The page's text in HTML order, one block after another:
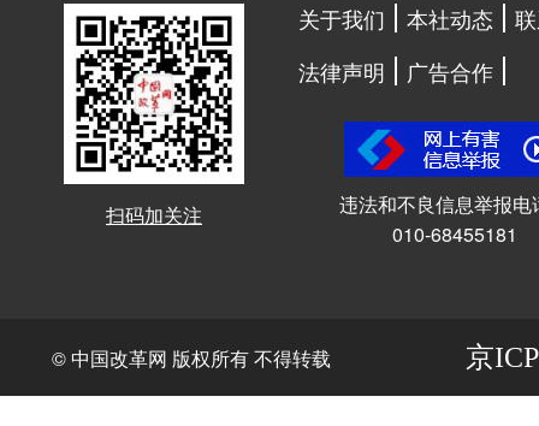
扫码加关注
关于我们 本社动态
法律声明
广告合作
违法和不良信息举报电
010-68455181
© 中国改革网 版权所有 不得转载 京